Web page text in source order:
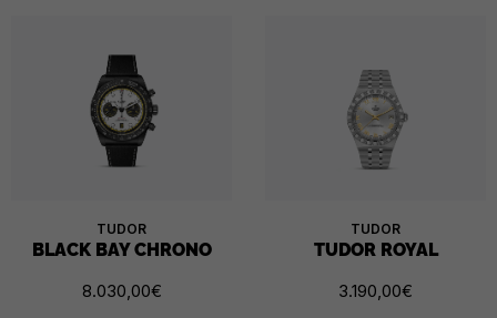
TUDOR
BLACK BAY CHRONO
8.030,00€
TUDOR
TUDOR ROYAL
3.190,00€